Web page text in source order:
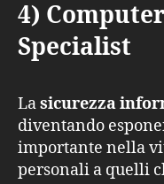
4)
Specialist
Lasicurezza
diventando
importante nella
personali a quelli